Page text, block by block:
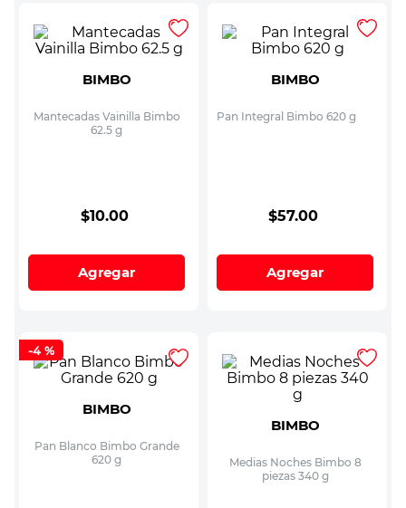
BIMBO
Mantecadas Vainilla Bimbo
62.5 g
$10.00
Agregar
BIMBO
Pan Integral Bimbo 620 g
$57.00
Agregar
-4 %
BIMBO
Pan Blanco Bimbo Grande
620 g
BIMBO
Medias Noches Bimbo 8
piezas 340 g